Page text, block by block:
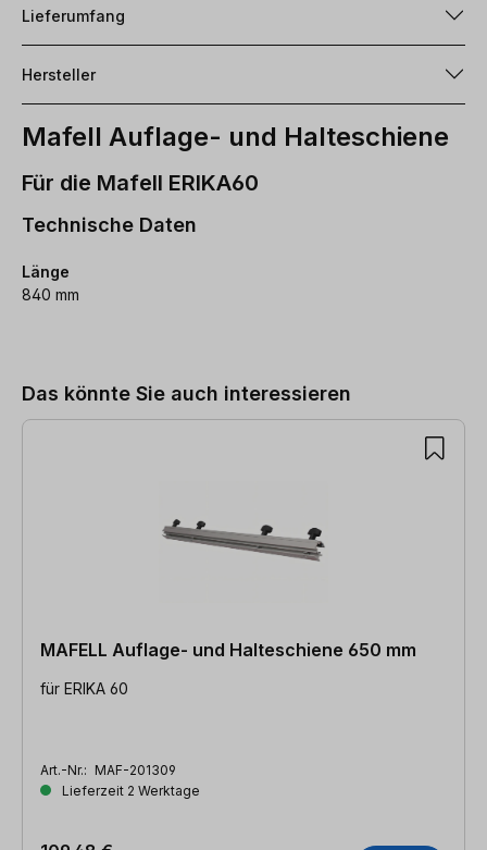
Lieferumfang
Hersteller
Mafell Auflage- und Halteschiene
Für die Mafell ERIKA60
Technische Daten
Länge
840 mm
Das könnte Sie auch interessieren
MAFELL Auflage- und Halteschiene 650 mm
für ERIKA 60
Art.-Nr.: MAF-201309
Lieferzeit 2 Werktage